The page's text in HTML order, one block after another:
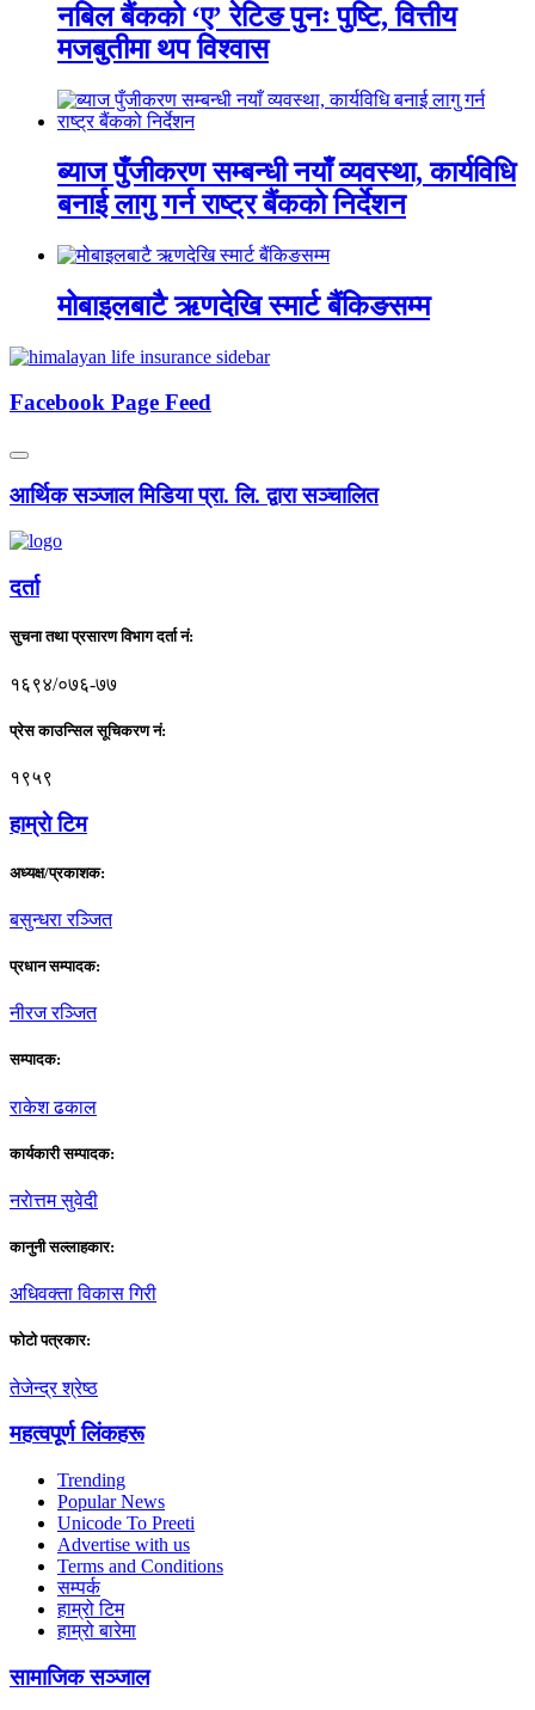
नबिल बैंकको ‘ए’ रेटिङ पुनः पुष्टि, वित्तीय
मजबुतीमा थप विश्वास
ब्याज पुँजीकरण सम्बन्धी नयाँ व्यवस्था, कार्यविधि
बनाई लागु गर्न राष्ट्र बैंकको निर्देशन
मोबाइलबाटै ऋणदेखि स्मार्ट बैंकिङसम्म
Facebook Page Feed
आर्थिक सञ्जाल मिडिया प्रा. लि. द्वारा सञ्चालित
दर्ता
सुचना तथा प्रसारण विभाग दर्ता नं:
१६९४/०७६-७७
प्रेस काउन्सिल सूचिकरण नं:
१९५९
हाम्राे टिम
अध्यक्ष/प्रकाशक:
बसुन्धरा रञ्जित
प्रधान सम्पादक:
नीरज रञ्जित
सम्पादक:
राकेश ढकाल
कार्यकारी सम्पादक:
नराेत्तम सुवेदी
कानुनी सल्लाहकार:
अधिवक्ता विकास गिरी
फाेटाे पत्रकार:
तेजेन्द्र श्रेष्ठ
महत्वपूर्ण लिंकहरू
Trending
Popular News
Unicode To Preeti
Advertise with us
Terms and Conditions
सम्पर्क
हाम्रो टिम
हाम्रो बारेमा
सामाजिक सञ्जाल